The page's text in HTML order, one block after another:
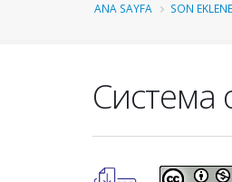
ANA SAYFA SON
Система